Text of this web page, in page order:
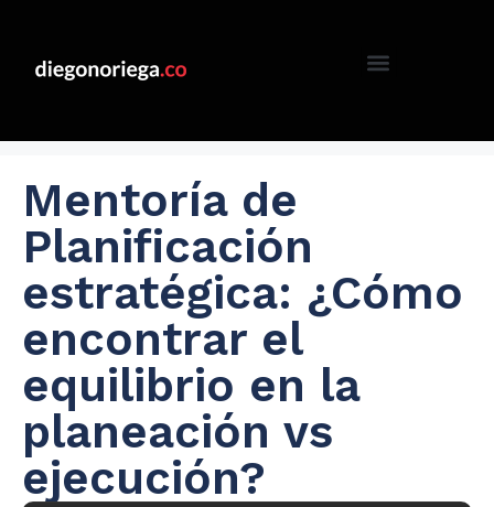
Mentoría de
Planificación
estratégica: ¿Cómo
encontrar el
equilibrio en la
planeación vs
ejecución?